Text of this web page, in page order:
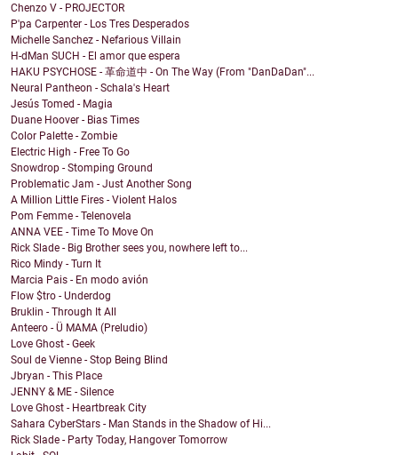
Chenzo V - PROJECTOR
P'pa Carpenter - Los Tres Desperados
Michelle Sanchez - Nefarious Villain
H-dMan SUCH - El amor que espera
HAKU PSYCHOSE - 革命道中 - On The Way (From "DanDaDan"...
Neural Pantheon - Schala's Heart
Jesús Tomed - Magia
Duane Hoover - Bias Times
Color Palette - Zombie
Electric High - Free To Go
Snowdrop - Stomping Ground
Problematic Jam - Just Another Song
A Million Little Fires - Violent Halos
Pom Femme - Telenovela
ANNA VEE - Time To Move On
Rick Slade - Big Brother sees you, nowhere left to...
Rico Mindy - Turn It
Marcia Pais - En modo avión
Flow $tro - Underdog
Bruklin - Through It All
Anteero - Ü MAMA (Preludio)
Love Ghost - Geek
Soul de Vienne - Stop Being Blind
Jbryan - This Place
JENNY & ME - Silence
Love Ghost - Heartbreak City
Sahara CyberStars - Man Stands in the Shadow of Hi...
Rick Slade - Party Today, Hangover Tomorrow